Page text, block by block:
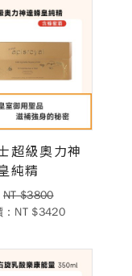
超級奧力神
純精
NT $3800
：NT $3420
粉絲團
健康館